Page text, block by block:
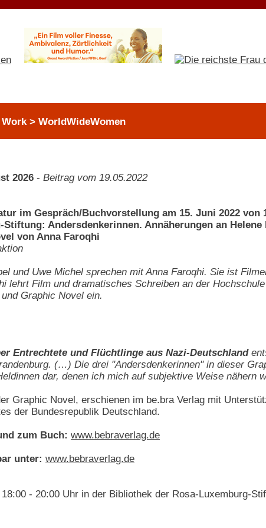
> WorldWideWomen
2026 - Beitrag vom 19.05.2022
im Gespräch/Buchvorstellung am 15. Juni 2022
Stiftung: Andersdenkerinnen. Annäherungen an
von Anna Faroqhi
und Uwe Michel sprechen mit Anna Faroqhi. Sie ist
lehrt Film und dramatisches Schreiben an der
Graphic Novel ein.
Entrechtete und Flüchtlinge aus Nazi-Deutschland
(…) Die drei "Andersdenkerinnen" in dieser
dar, denen ich mich auf subjektive Weise nähern
Graphic Novel, erschienen im be.bra Verlag mit
der Bundesrepublik Deutschland.
zum Buch: www.bebraverlag.de
unter: www.bebraverlag.de
- 20:00 Uhr in der Bibliothek der Rosa-Luxemburg-